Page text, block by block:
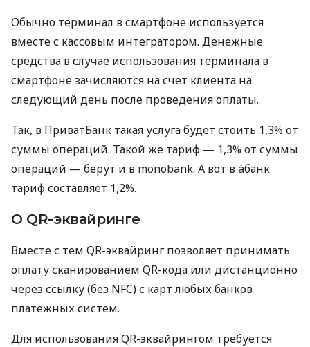
Обычно терминал в смартфоне используется
вместе с кассовым интегратором. Денежные
средства в случае использования терминала в
смартфоне зачисляются на счет клиента на
следующий день после проведения оплаты.
Так, в ПриватБанк такая услуга будет стоить 1,3% от
суммы операций. Такой же тариф — 1,3% от суммы
операций — берут и в monobank. А вот в àбанк
тариф составляет 1,2%.
О QR-эквайринге
Вместе с тем QR-эквайринг позволяет принимать
оплату сканированием QR-кода или дистанционно
через ссылку (без NFC) с карт любых банков
платежных систем.
Для использования QR-эквайрингом требуется